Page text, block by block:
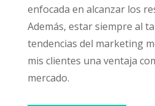
enfocada en alcanzar los
Además, estar siempre al
tendencias del marketing
mis clientes una ventaja
mercado.